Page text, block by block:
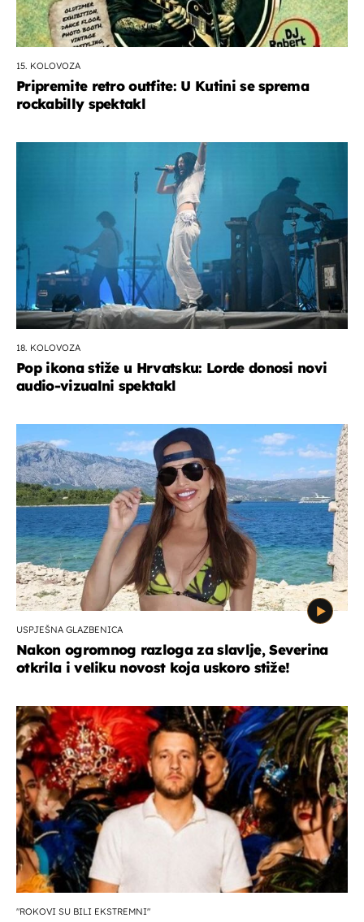
15. KOLOVOZA
Pripremite retro outfite: U Kutini se sprema
rockabilly spektakl
18. KOLOVOZA
Pop ikona stiže u Hrvatsku: Lorde donosi novi
audio-vizualni spektakl
USPJEŠNA GLAZBENICA
Nakon ogromnog razloga za slavlje, Severina
otkrila i veliku novost koja uskoro stiže!
"ROKOVI SU BILI EKSTREMNI"